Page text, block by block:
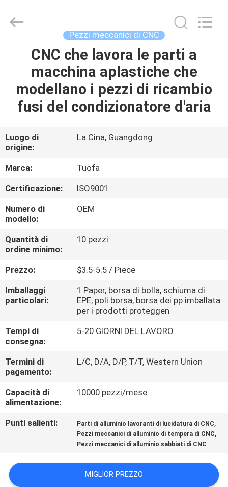
CASA.
PRODOTTI
DI
NOI
VISITA
ALLA
FABBRICA
CONTROLLO
DELLA
QUALITÀ
CONTATTACI
CHIEDI
UN
PREVENTIVO
DEL
Technology
Pezzi meccanici di CNC
CNC che lavora le parti a
macchina aplastiche che
modellano i pezzi di ricambio
fusi del condizionatore d'aria
Luogo di
origine:
La Cina, Guangdong
Marca:
Tuofa
Certificazione:
ISO9001
Numero di
modello:
OEM
Quantità di
ordine minimo:
10 pezzi
Prezzo:
$3.5-5.5 / Piece
Imballaggi
particolari:
1.Paper, borsa di bolla, schiuma di
EPE, poli borsa, borsa dei pp imballata
per i prodotti proteggen
Tempi di
consegna:
5-20 GIORNI DEL LAVORO
Termini di
pagamento:
L/C, D/A, D/P, T/T, Western Union
Capacità di
alimentazione:
10000 pezzi/mese
Punti salienti: Parti di alluminio lavoranti di lucidatura di CNC,
Pezzi meccanici di alluminio di tempera di CNC,
Pezzi meccanici di alluminio sabbiati di CNC
MIGLIOR PREZZO